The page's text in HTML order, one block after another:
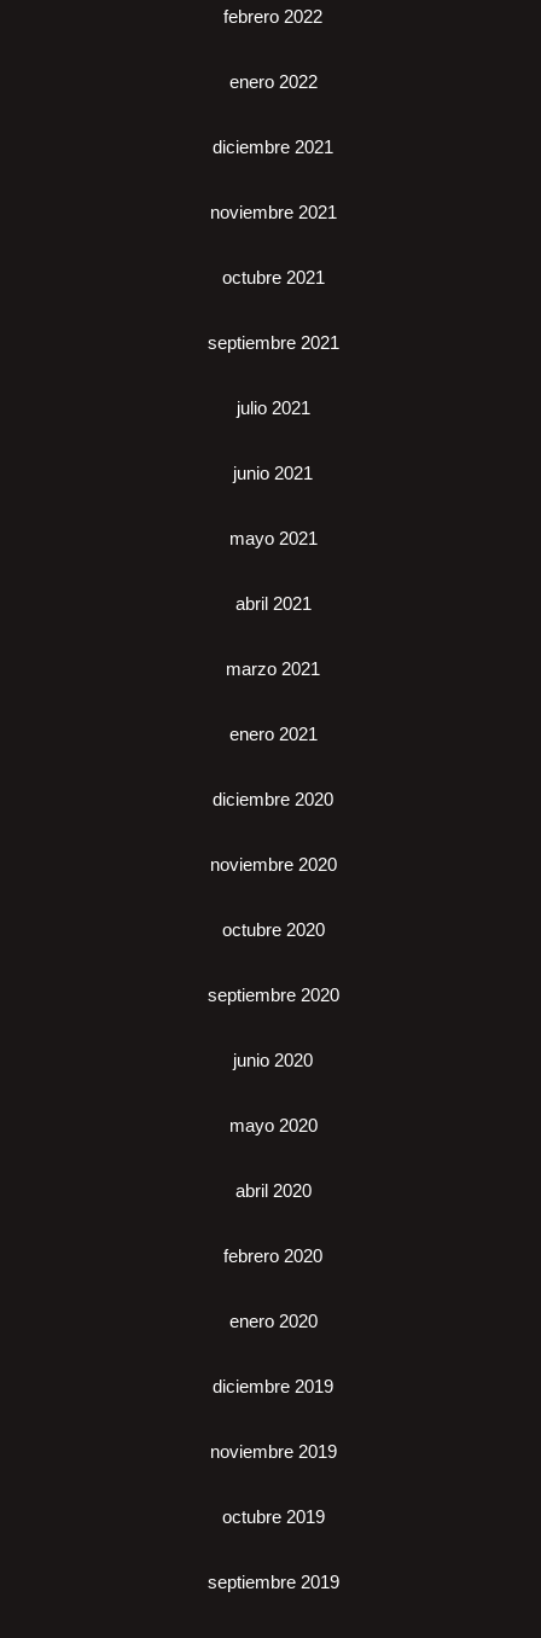
febrero 2022
enero 2022
diciembre 2021
noviembre 2021
octubre 2021
septiembre 2021
julio 2021
junio 2021
mayo 2021
abril 2021
marzo 2021
enero 2021
diciembre 2020
noviembre 2020
octubre 2020
septiembre 2020
junio 2020
mayo 2020
abril 2020
febrero 2020
enero 2020
diciembre 2019
noviembre 2019
octubre 2019
septiembre 2019